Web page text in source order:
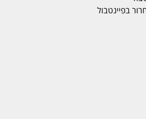
בפיינטבול